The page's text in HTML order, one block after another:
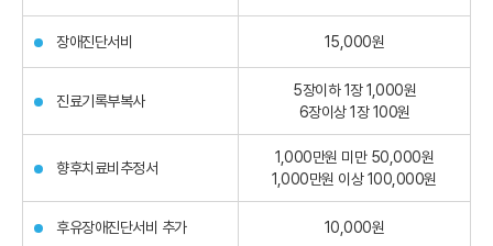
장애진단서비 15,000원
진료기록부복사
5장이하 1장 1,000원
6장이상 1장 100원
향후치료비추정서
1,000만원 미만 50,000원
1,000만원 이상 100,000원
후유장애진단서비 추가 10,000원